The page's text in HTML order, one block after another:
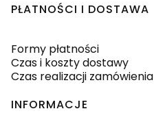
PŁATNOŚCI I DOSTAWA
Formy płatności
Czas i koszty dostawy
Czas realizacji zamówienia
INFORMACJE